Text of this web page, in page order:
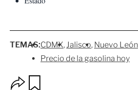
TEMAS:CDMX Jalisco Nuevo León
Precio de la gasolina hoy